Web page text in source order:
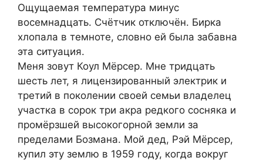
Ощущаемая температура минус
восемнадцать. Счётчик отключён. Бирка
хлопала в темноте, словно ей была забавна
эта ситуация.
Меня зовут Коул Мёрсер. Мне тридцать
шесть лет, я лицензированный электрик и
третий в поколении своей семьи владелец
участка в сорок три акра редкого сосняка и
промёрзшей высокогорной земли за
пределами Бозмана. Мой дед, Рэй Мёрсер,
купил эту землю в 1959 году, когда вокруг